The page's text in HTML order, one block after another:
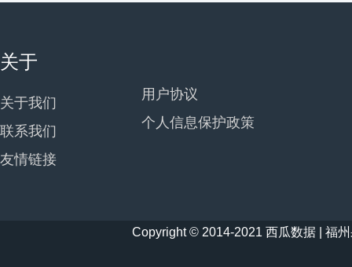
关于
关于我们
联系我们
友情链接
用户协议
个人信息保护政策
Copyright © 2014-2021 西瓜数据 | 福